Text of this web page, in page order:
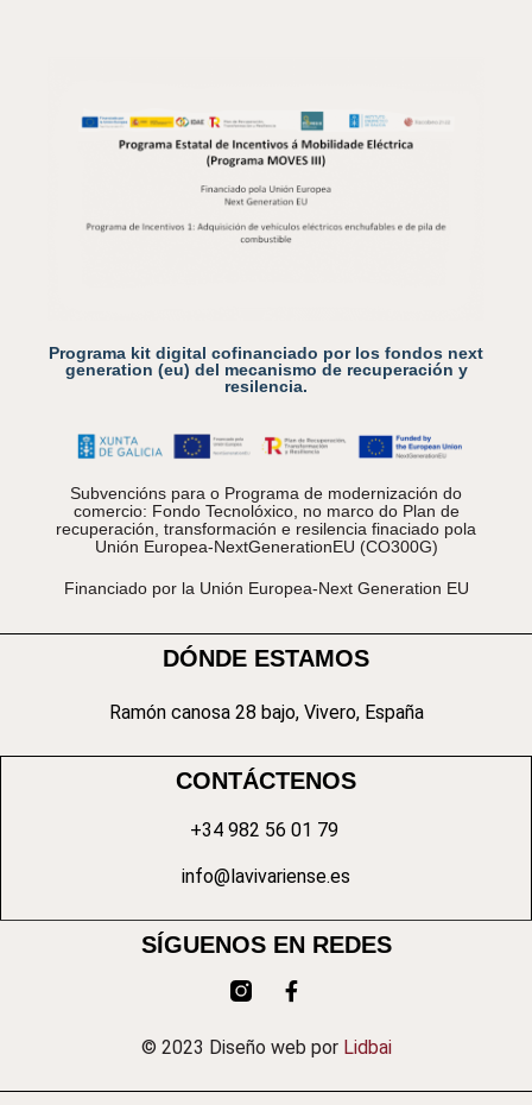
Programa kit digital cofinanciado por los fondos next
generation (eu) del mecanismo de recuperación y
resilencia.
Subvencións para o Programa de modernización do
comercio: Fondo Tecnolóxico, no marco do Plan de
recuperación, transformación e resilencia finaciado pola
Unión Europea-NextGenerationEU (CO300G)
Financiado por la Unión Europea-Next Generation EU
DÓNDE ESTAMOS
Ramón canosa 28 bajo, Vivero, España
CONTÁCTENOS
+34 982 56 01 79
info@lavivariense.es
SÍGUENOS EN REDES
© 2023 Diseño web por Lidbai